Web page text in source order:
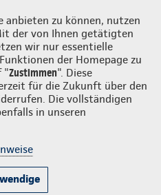
anbieten zu können, nutzen
der von Ihnen getätigten
wir nur essentielle
der Homepage zu
"Zustimmen". Diese
für die Zukunft über den
Die vollständigen
in unseren
Login
Wissenswertes Beratung &